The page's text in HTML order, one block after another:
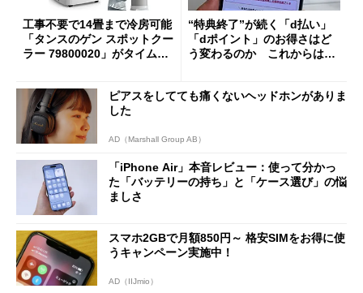
工事不要で14畳まで冷房可能
「タンスのゲン スポットクー
ラー 79800020」がタイムセ
“特典終了”が続く「d払い」
「dポイント」のお得さはど
う変わるのか これからは
ピアスをしてても痛くないヘッドホンがありま
した
AD（Marshall Group AB）
「iPhone Air」本音レビュー：使って分かっ
た「バッテリーの持ち」と「ケース選び」の悩
ましさ
スマホ2GBで月額850円～ 格安SIMをお得に使
うキャンペーン実施中！
AD（IIJmio）